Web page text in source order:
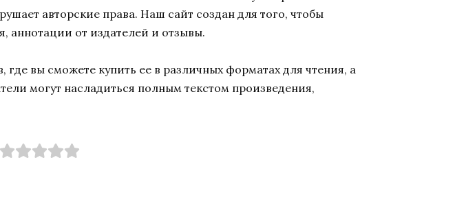
авторские права. Наш сайт создан для того, чтобы
аннотации от издателей и отзывы.
вы сможете купить ее в различных форматах для чтения, а
могут насладиться полным текстом произведения,